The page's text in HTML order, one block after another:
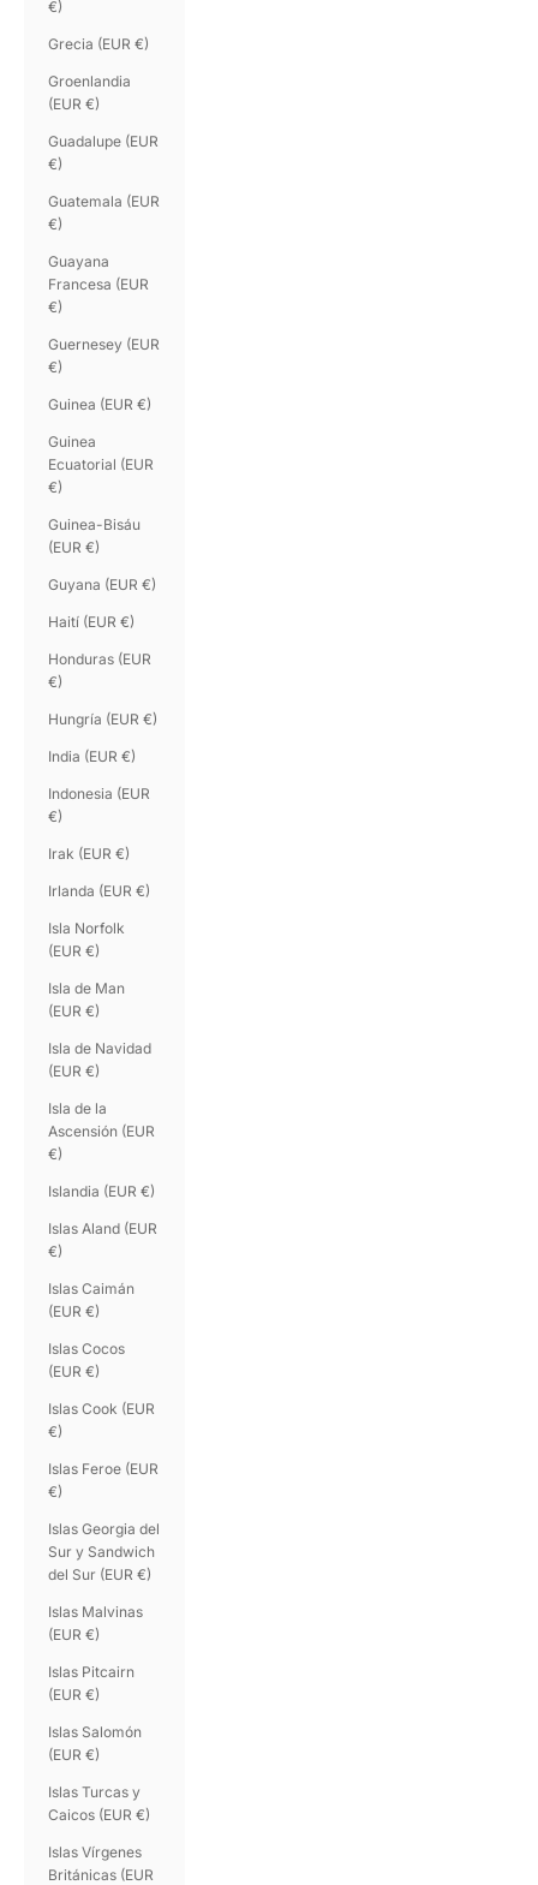
€)
Grecia (EUR €)
Groenlandia
(EUR €)
Guadalupe (EUR
€)
Guatemala (EUR
€)
Guayana
Francesa (EUR
€)
Guernesey (EUR
€)
Guinea (EUR €)
Guinea
Ecuatorial (EUR
€)
Guinea-Bisáu
(EUR €)
Guyana (EUR €)
Haití (EUR €)
Honduras (EUR
€)
Hungría (EUR €)
India (EUR €)
Indonesia (EUR
€)
Irak (EUR €)
Irlanda (EUR €)
Isla Norfolk
(EUR €)
Isla de Man
(EUR €)
Isla de Navidad
(EUR €)
Isla de la
Ascensión (EUR
€)
Islandia (EUR €)
Islas Aland (EUR
€)
Islas Caimán
(EUR €)
Islas Cocos
(EUR €)
Islas Cook (EUR
€)
Islas Feroe (EUR
€)
Islas Georgia del
Sur y Sandwich
del Sur (EUR €)
Islas Malvinas
(EUR €)
Islas Pitcairn
(EUR €)
Islas Salomón
(EUR €)
Islas Turcas y
Caicos (EUR €)
Islas Vírgenes
Británicas (EUR